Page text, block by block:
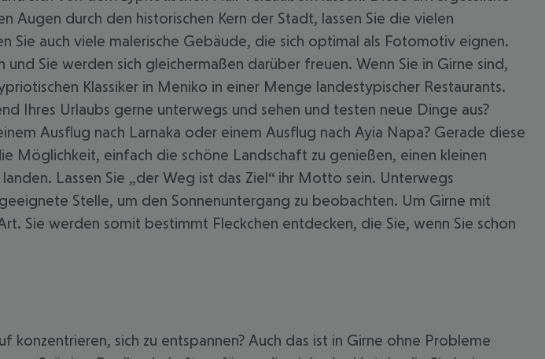
durch den historischen Kern der Stadt, lassen Sie die vielen
Sie auch viele malerische Gebäude, die sich optimal als Fotomotiv eignen.
Sie werden sich gleichermaßen darüber freuen. Wenn Sie in Girne sind,
Klassiker in Meniko in einer Menge landestypischer Restaurants.
Ihres Urlaubs gerne unterwegs und sehen und testen neue Dinge aus?
Ausflug nach Larnaka oder einem Ausflug nach Ayia Napa? Gerade diese
Möglichkeit, einfach die schöne Landschaft zu genießen, einen kleinen
Lassen Sie „der Weg ist das Ziel“ ihr Motto sein. Unterwegs
Stelle, um den Sonnenuntergang zu beobachten. Um Girne mit
Sie werden somit bestimmt Fleckchen entdecken, die Sie, wenn Sie schon
sich zu entspannen? Auch das ist in Girne ohne Probleme